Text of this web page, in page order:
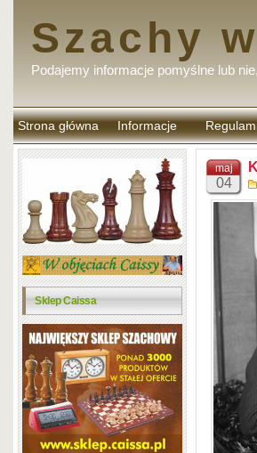
Szachy
Podajemy informacje pomyślne lub
Strona główna Informacje
Sklep Caissa
maj
04